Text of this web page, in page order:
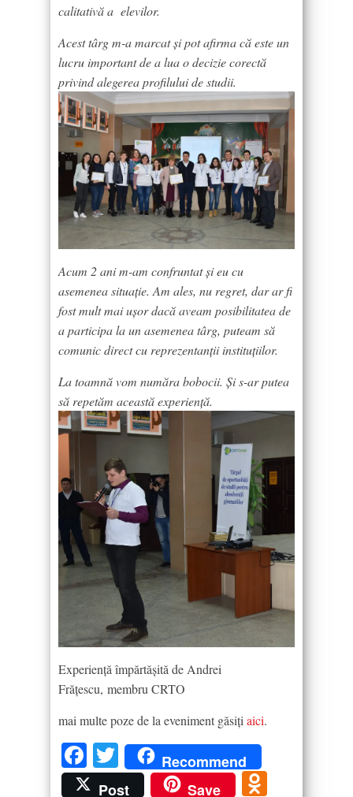
calitativă a elevilor.
Acest târg m-a marcat și pot afirma că este un
lucru important de a lua o decizie corectă
privind alegerea profilului de studii.
Acum 2 ani m-am confruntat și eu cu
asemenea situație. Am ales, nu regret, dar ar fi
fost mult mai ușor dacă aveam posibilitatea de
a participa la un asemenea târg, puteam să
comunic direct cu reprezentanții instituțiilor.
La toamnă vom număra bobocii. Și s-ar putea
să repetăm această experiență.
Experiență împărtășită de Andrei
Frățescu, membru CRTO
mai multe poze de la eveniment găsiți aici.
Facebook
TwitterRecommend
Post
Save